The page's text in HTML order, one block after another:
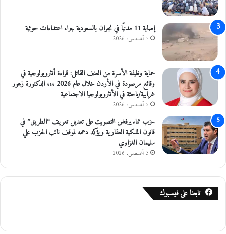
إصابة 11 مدنيًا في نجران بالسعودية جراء اعتداءات حوثية
7 أغسطس، 2026
حماية وظيفة الأسرة من العنف القاتل: قراءة أنثروبولوجية في
وقائع مرصودة في الأردن خلال عام 2026 ،،، الدكتورة زهور
غرايبة/باحثة في الأنثروبولوجيا الاجتماعية
5 أغسطس، 2026
حزب نماء يرفض التصويت على تعديل تعريف “الطريق” في
قانون الملكية العقارية ويؤكد دعمه لموقف نائب الحزب علي
سليمان الغزاوي
3 أغسطس، 2026
تابعنا على فيسبوك